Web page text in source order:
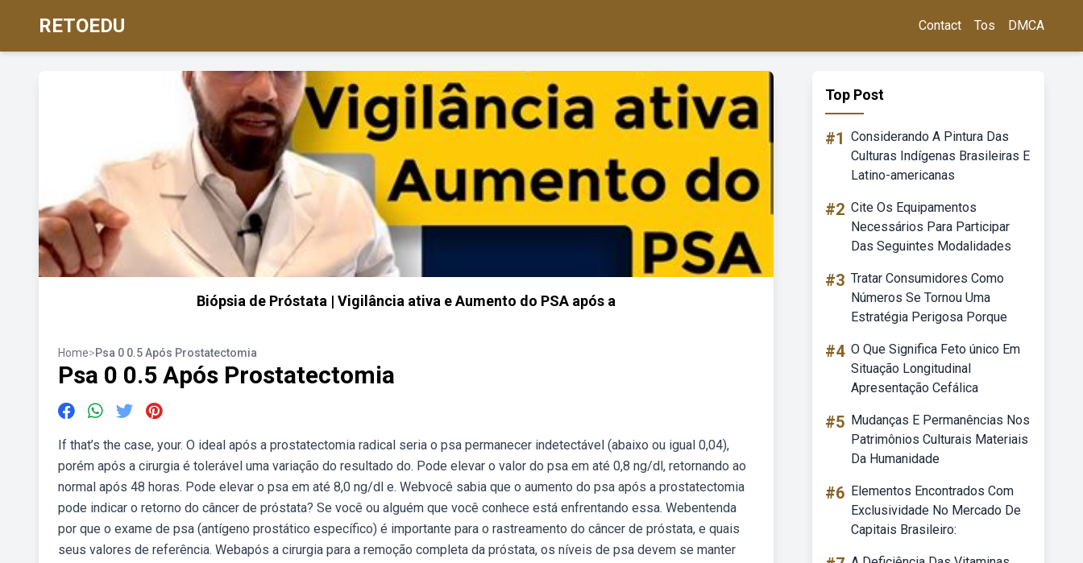
RETOEDU Contact Tos DMCA
Biópsia de Próstata | Vigilância ativa e Aumento do PSA após a
Home>Psa 0 0.5 Após Prostatectomia
Psa 0 0.5 Após Prostatectomia
If that’s the case, your. O ideal após a prostatectomia radical seria o psa permanecer indetectável (abaixo ou igual 0,04),
porém após a cirurgia é tolerável uma variação do resultado do. Pode elevar o valor do psa em até 0,8 ng/dl, retornando ao
normal após 48 horas. Pode elevar o psa em até 8,0 ng/dl e. Webvocê sabia que o aumento do psa após a prostatectomia
pode indicar o retorno do câncer de próstata? Se você ou alguém que você conhece está enfrentando essa. Webentenda
por que o exame de psa (antígeno prostático específico) é importante para o rastreamento do câncer de próstata, e quais
seus valores de referência. Webapós a cirurgia para a remoção completa da próstata, os níveis de psa devem se manter
Top Post
#1 Considerando A Pintura Das
Culturas Indígenas Brasileiras E
Latino-americanas
#2 Cite Os Equipamentos
Necessários Para Participar
Das Seguintes Modalidades
#3 Tratar Consumidores Como
Números Se Tornou Uma
Estratégia Perigosa Porque
#4 O Que Significa Feto único Em
Situação Longitudinal
Apresentação Cefálica
#5 Mudanças E Permanências Nos
Patrimônios Culturais Materiais
Da Humanidade
#6 Elementos Encontrados Com
Exclusividade No Mercado De
Capitais Brasileiro: